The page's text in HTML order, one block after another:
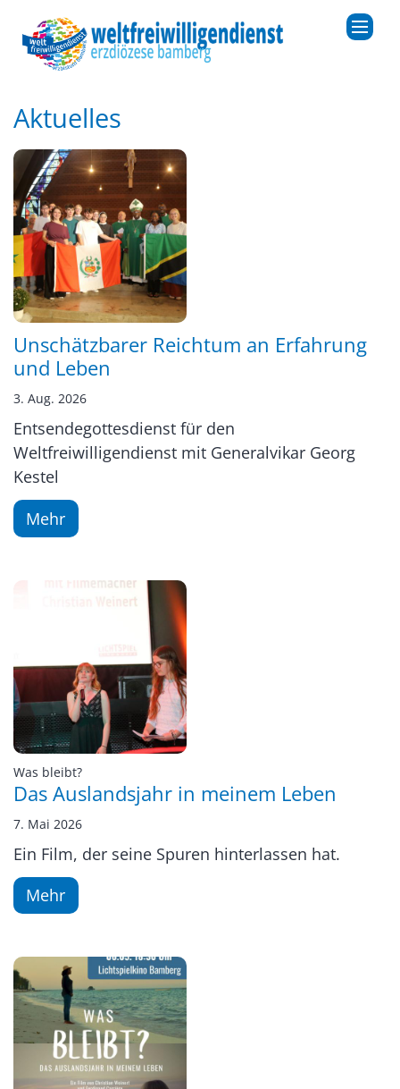
Aktuelles
Unschätzbarer Reichtum an Erfahrung
und Leben
3. Aug. 2026
Entsendegottesdienst für den
Weltfreiwilligendienst mit Generalvikar Georg
Kestel
Mehr
Was bleibt?:
Das Auslandsjahr in meinem Leben
7. Mai 2026
Ein Film, der seine Spuren hinterlassen hat.
Mehr